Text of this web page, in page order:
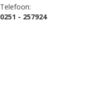
Telefoon:
0251 - 257924